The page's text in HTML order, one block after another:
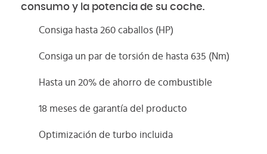
consumo y la potencia de su coche.
Consiga hasta 260 caballos (HP)
Consiga un par de torsión de hasta 635 (Nm)
Hasta un 20% de ahorro de combustible
18 meses de garantía del producto
Optimización de turbo incluida